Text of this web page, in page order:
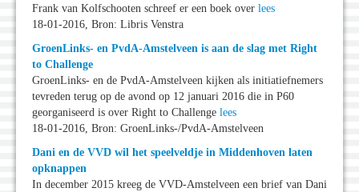
Frank van Kolfschooten schreef er een boek over lees
18-01-2016, Bron: Libris Venstra
GroenLinks- en PvdA-Amstelveen is aan de slag met Right
to Challenge
GroenLinks- en de PvdA-Amstelveen kijken als initiatiefnemers
tevreden terug op de avond op 12 januari 2016 die in P60
georganiseerd is over Right to Challenge lees
18-01-2016, Bron: GroenLinks-/PvdA-Amstelveen
Dani en de VVD wil het speelveldje in Middenhoven laten
opknappen
In december 2015 kreeg de VVD-Amstelveen een brief van Dani